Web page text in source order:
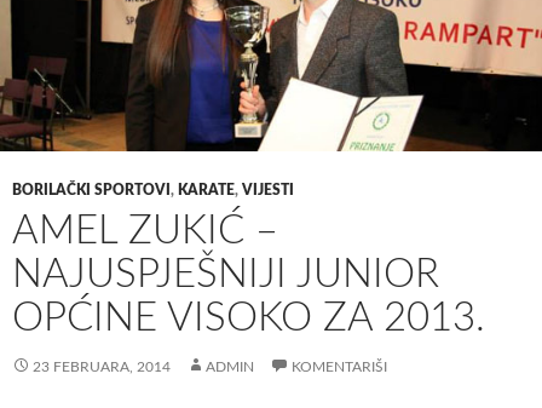
BORILAČKI SPORTOVI , KARATE, VIJESTI
AMEL ZUKIĆ –
NAJUSPJEŠNIJI JUNIOR
OPĆINE VISOKO ZA 2013.
23 FEBRUARA, 2014 ADMIN KOMENTARIŠI